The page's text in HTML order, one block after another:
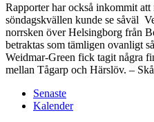
Rapporter har också inkommit
söndagskvällen kunde se såväl
norrsken över Helsingborg från
betraktas som tämligen ovanligt
Weidmar-Green fick tagit några
mellan Tågarp och Härslöv. –
Senaste
Kalender